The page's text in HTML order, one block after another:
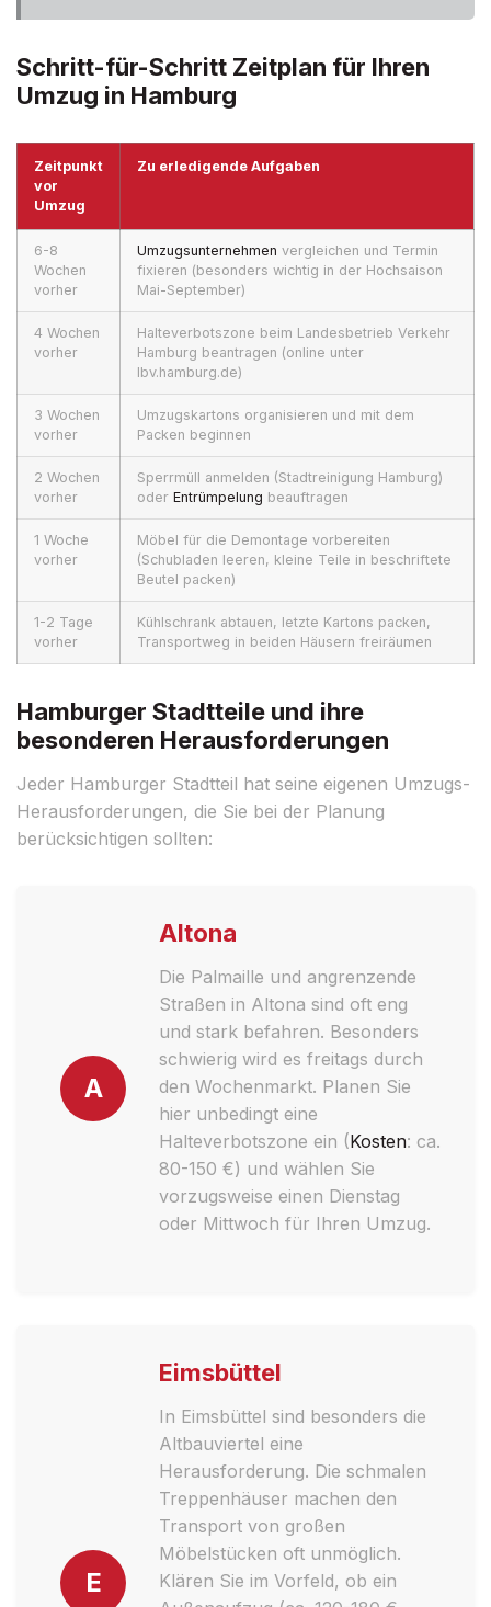
Schritt-für-Schritt Zeitplan für Ihren
Umzug in Hamburg
Zeitpunkt
vor
Umzug
Zu erledigende Aufgaben
6-8
Wochen
vorher
Umzugsunternehmen vergleichen und Termin
fixieren (besonders wichtig in der Hochsaison
Mai-September)
4 Wochen
vorher
Halteverbotszone beim Landesbetrieb Verkehr
Hamburg beantragen (online unter
lbv.hamburg.de)
3 Wochen
vorher
Umzugskartons organisieren und mit dem
Packen beginnen
2 Wochen
vorher
Sperrmüll anmelden (Stadtreinigung Hamburg)
oder Entrümpelung beauftragen
1 Woche
vorher
Möbel für die Demontage vorbereiten
(Schubladen leeren, kleine Teile in beschriftete
Beutel packen)
1-2 Tage
vorher
Kühlschrank abtauen, letzte Kartons packen,
Transportweg in beiden Häusern freiräumen
Hamburger Stadtteile und ihre
besonderen Herausforderungen
Jeder Hamburger Stadtteil hat seine eigenen Umzugs-
Herausforderungen, die Sie bei der Planung
berücksichtigen sollten:
A
Altona
Die Palmaille und angrenzende
Straßen in Altona sind oft eng
und stark befahren. Besonders
schwierig wird es freitags durch
den Wochenmarkt. Planen Sie
hier unbedingt eine
Halteverbotszone ein (Kosten: ca.
80-150 €) und wählen Sie
vorzugsweise einen Dienstag
oder Mittwoch für Ihren Umzug.
E
Eimsbüttel
In Eimsbüttel sind besonders die
Altbauviertel eine
Herausforderung. Die schmalen
Treppenhäuser machen den
Transport von großen
Möbelstücken oft unmöglich.
Klären Sie im Vorfeld, ob ein